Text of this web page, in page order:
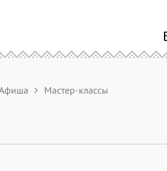
Мастер-классы